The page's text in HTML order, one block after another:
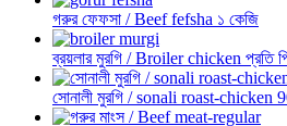
গরুর ফেফসা / Beef fefsha ১ কেজি
ব্রয়লার মুরগি / Broiler chicken প্রতি
সোনালী মুরগি / sonali roast-chicken